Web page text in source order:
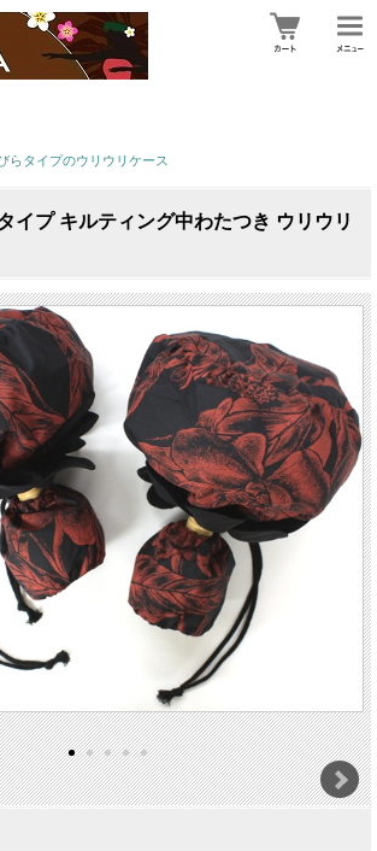
らタイプのウリウリケース
イプ キルティング中わたつき ウリウリ